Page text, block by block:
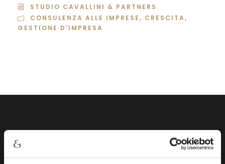
STUDIO CAVALLINI & PARTNERS
CONSULENZA ALLE IMPRESE, CRESCITA,
GESTIONE D'IMPRESA